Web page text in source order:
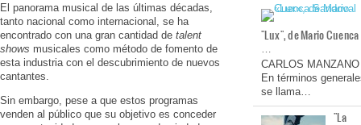
El panorama musical de las últimas décadas,
tanto nacional como internacional, se ha
encontrado con una gran cantidad de talent
shows musicales como método de fomento de
esta industria con el descubrimiento de nuevos
cantantes.
Sin embargo, pese a que estos programas
venden al público que su objetivo es conceder
"Lux", de Mario Cuenca
…
CARLOS MANZANO
En términos
se llama…
"La